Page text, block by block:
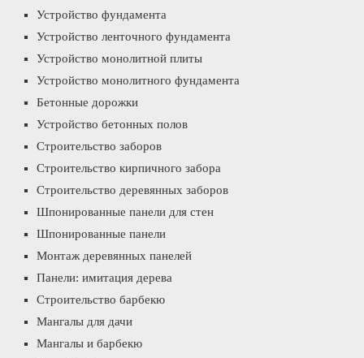
Устройство фундамента
Устройство ленточного фундамента
Устройство монолитной плиты
Устройство монолитного фундамента
Бетонные дорожки
Устройство бетонных полов
Строительство заборов
Строительство кирпичного забора
Строительство деревянных заборов
Шпонированные панели для стен
Шпонированные панели
Монтаж деревянных панелей
Панели: имитация дерева
Строительство барбекю
Мангалы для дачи
Мангалы и барбекю